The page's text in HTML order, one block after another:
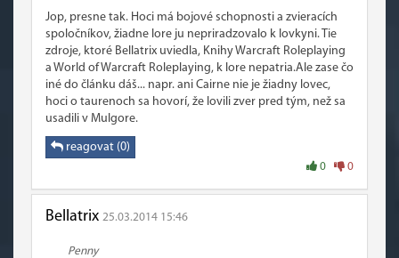
Jop, presne tak. Hoci má bojové schopnosti a zvieracích
spoločníkov, žiadne lore ju nepriradzovalo k lovkyni. Tie
zdroje, ktoré Bellatrix uviedla, Knihy Warcraft Roleplaying
a World of Warcraft Roleplaying, k lore nepatria.Ale zase čo
iné do článku dáš... napr. ani Cairne nie je žiadny lovec,
hoci o taurenoch sa hovorí, že lovili zver pred tým, než sa
usadili v Mulgore.
reagovat (0)
0 0
Bellatrix 25.03.2014 15:46
Penny